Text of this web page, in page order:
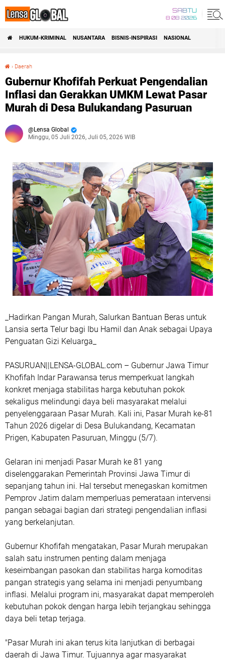
SABTU
8 08 2026
HUKUM-KRIMINAL NUSANTARA BISNIS-INSPIRASI NASIONAL
› Daerah
Gubernur Khofifah Perkuat Pengendalian
Inflasi dan Gerakkan UMKM Lewat Pasar
Murah di Desa Bulukandang Pasuruan
Lensa Global
Minggu, 05 Juli 2026, Juli 05, 2026 WIB
_Hadirkan Pangan Murah, Salurkan Bantuan Beras untuk
Lansia serta Telur bagi Ibu Hamil dan Anak sebagai Upaya
Penguatan Gizi Keluarga_
PASURUAN||LENSA-GLOBAL.com – Gubernur Jawa Timur
Khofifah Indar Parawansa terus memperkuat langkah
konkret menjaga stabilitas harga kebutuhan pokok
sekaligus melindungi daya beli masyarakat melalui
penyelenggaraan Pasar Murah. Kali ini, Pasar Murah ke-81
Tahun 2026 digelar di Desa Bulukandang, Kecamatan
Prigen, Kabupaten Pasuruan, Minggu (5/7).
Gelaran ini menjadi Pasar Murah ke 81 yang
diselenggarakan Pemerintah Provinsi Jawa Timur di
sepanjang tahun ini. Hal tersebut menegaskan komitmen
Pemprov Jatim dalam memperluas pemerataan intervensi
pangan sebagai bagian dari strategi pengendalian inflasi
yang berkelanjutan.
Gubernur Khofifah mengatakan, Pasar Murah merupakan
salah satu instrumen penting dalam menjaga
keseimbangan pasokan dan stabilitas harga komoditas
pangan strategis yang selama ini menjadi penyumbang
inflasi. Melalui program ini, masyarakat dapat memperoleh
kebutuhan pokok dengan harga lebih terjangkau sehingga
daya beli tetap terjaga.
"Pasar Murah ini akan terus kita lanjutkan di berbagai
daerah di Jawa Timur. Tujuannya agar masyarakat